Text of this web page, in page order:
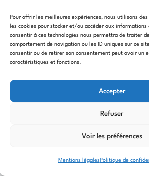
Pour offrir les meilleures expériences, nous utilisons
les cookies pour stocker et/ou accéder aux
consentir à ces technologies nous permettra de traiter
comportement de navigation ou les ID uniques sur ce
consentir ou de retirer son consentement peut avoir un
caractéristiques et fonctions.
Accepter
Refuser
Voir les préférences
Mentions légalesPolitique de
Notre